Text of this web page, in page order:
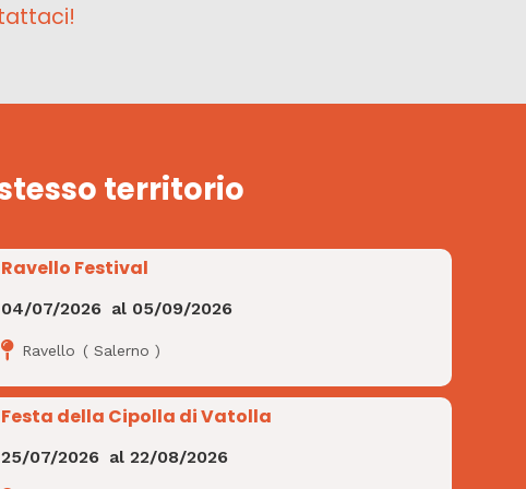
territorio
Ravello Festival
04/07/2026 al 05/09/2026
Ravello (Salerno )
Festa della Cipolla di Vatolla
25/07/2026 al22/08/2026